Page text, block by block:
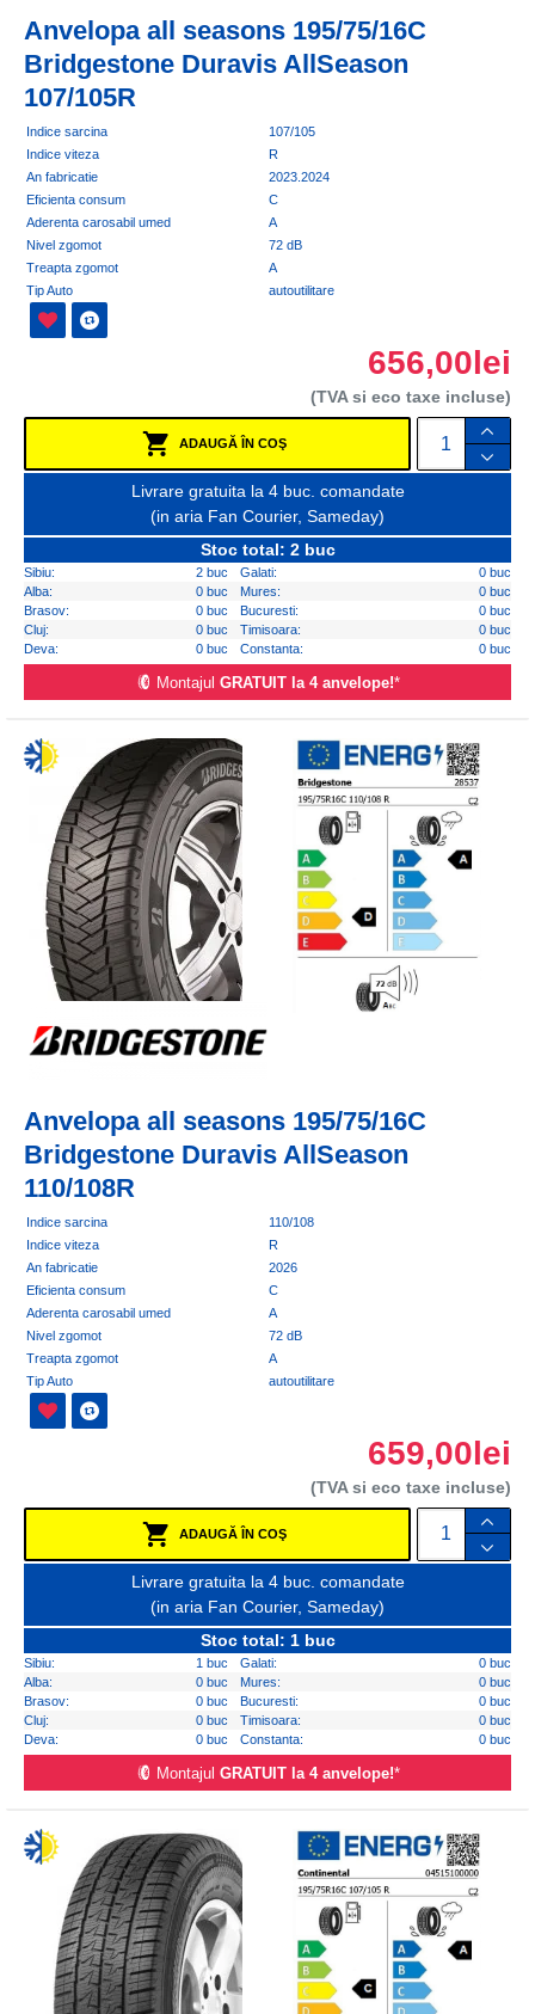
Anvelopa all seasons 195/75/16C
Bridgestone Duravis AllSeason
107/105R
Indice sarcina
107/105
Indice viteza
R
An fabricatie
2023.2024
Eficienta consum
C
Aderenta carosabil umed
A
Nivel zgomot
72 dB
Treapta zgomot
A
Tip Auto
autoutilitare
656,00lei
(TVA si eco taxe incluse)
ADAUGĂ ÎN COŞ
Livrare gratuita la 4 buc. comandate
(in aria Fan Courier, Sameday)
Stoc total: 2 buc
Sibiu: 2 buc Galati:
0 buc
Alba:
0 buc Mures:
0 buc
Brasov:
0 buc Bucuresti:
0 buc
Cluj:
0 buc Timisoara:
0 buc
Deva:
0 buc Constanta: 0 buc
Montajul GRATUIT la 4 anvelope!*
Anvelopa all seasons 195/75/16C
Bridgestone Duravis AllSeason
110/108R
Indice sarcina
110/108
Indice viteza
R
An fabricatie
2026
Eficienta consum
C
Aderenta carosabil umed
A
Nivel zgomot
72 dB
Treapta zgomot
A
Tip Auto
autoutilitare
659,00lei
(TVA si eco taxe incluse)
ADAUGĂ ÎN COŞ
Livrare gratuita la 4 buc. comandate
(in aria Fan Courier, Sameday)
Stoc total: 1 buc
Sibiu: 1 buc Galati:
0 buc
Alba:
0 buc Mures:
0 buc
Brasov:
0 buc Bucuresti:
0 buc
Cluj:
0 buc Timisoara:
0 buc
Deva:
0 buc Constanta: 0 buc
Montajul GRATUIT la 4 anvelope!*